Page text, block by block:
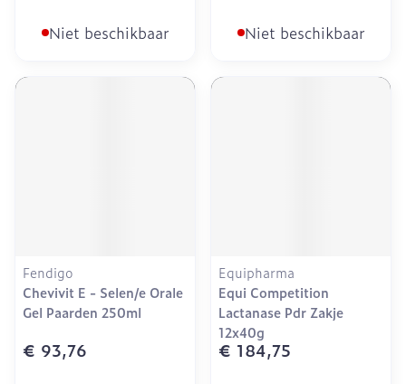
Niet beschikbaar Niet beschikbaar
Fendigo
Chevivit E - Selen/e Orale
Gel Paarden 250ml
€ 93,76
Equipharma
Equi Competition
Lactanase Pdr Zakje
12x40g
€ 184,75